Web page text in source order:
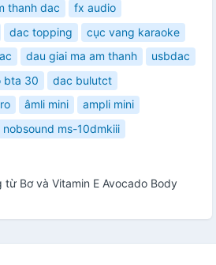
thanh dac
fx audio
dac topping
cục vang karaoke
dau giai ma am thanh
usbdac
bta 30
dac bulutct
âmli mini
ampli mini
nobsound ms-10dmkiii
từ Bơ và Vitamin E Avocado Body